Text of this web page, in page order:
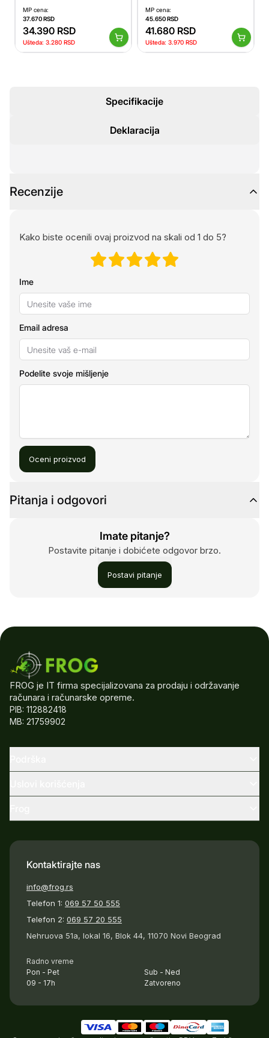
cm), DVB-T2+C/DVB-S2
MP cena:
37.670RSD
34.390 RSD
Ušteda: 3.280 RSD
cm), DVB-T2+C/DVB-S2
MP cena:
45.650RSD
41.680 RSD
Ušteda: 3.970 RSD
Specifikacije
Deklaracija
Recenzije
Kako biste ocenili ovaj proizvod na skali od 1 do 5?
Ime
Email adresa
Podelite svoje mišljenje
Oceni proizvod
Pitanja i odgovori
Imate pitanje?
Postavite pitanje i dobićete odgovor brzo.
Postavi pitanje
FROG je IT firma specijalizovana za prodaju i održavanje
računara i računarske opreme.
PIB: 112882418
MB: 21759902
Kontaktirajte nas
info@frog.rs
Telefon 1: 069 57 50 555
Telefon 2: 069 57 20 555
Nehruova 51a, lokal 16, Blok 44, 11070 Novi Beograd
Radno vreme
Pon - Pet
09 - 17h
Sub - Ned
Zatvoreno